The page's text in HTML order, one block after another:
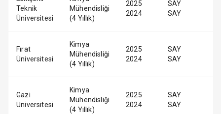
Teknik
Üniversitesi
Mühendisliği
(4 Yıllık)
2025
2024
SAY
SAY
Fırat
Üniversitesi
Kimya
Mühendisliği
(4 Yıllık)
2025
2024
SAY
SAY
Gazi
Üniversitesi
Kimya
Mühendisliği
(4 Yıllık)
2025
2024
SAY
SAY